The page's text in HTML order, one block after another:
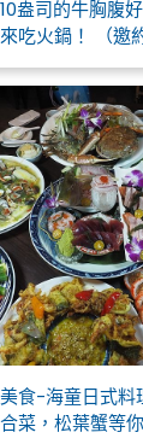
盎司的牛胸腹
吃火鍋！ （邀約
食-海童日式
菜，松葉蟹等